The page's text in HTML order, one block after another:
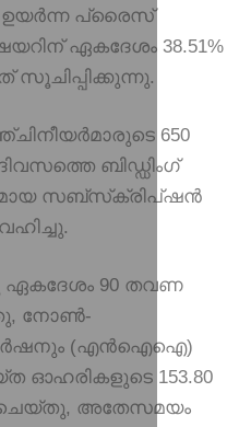
ഉയർന്ന പ്രൈസ്
ഏകദേശം 38.51%
സൂചിപ്പിക്കുന്നു.
650
ബിഡ്ഡിംഗ്
സബ്‌സ്‌ക്രിപ്‌ഷൻ
90 തവണ
നോൺ-
(എൻഐഐ)
ഓഹരികളുടെ 153.80
അതേസമയം